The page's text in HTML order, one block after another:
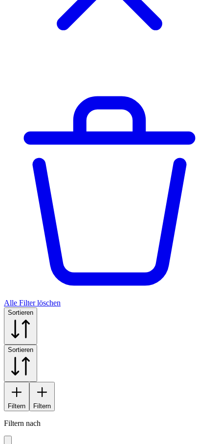
Alle Filter löschen
Sortieren
Sortieren
Filtern Filtern
Filtern nach